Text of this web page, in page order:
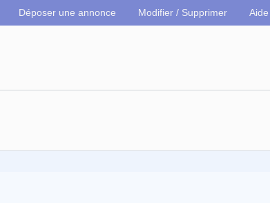
Déposer une annonce Modifier / Supprimer Aide